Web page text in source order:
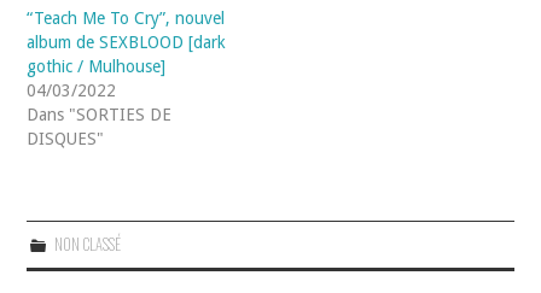
“Teach Me To Cry”, nouvel
album de SEXBLOOD [dark
gothic / Mulhouse]
04/03/2022
Dans "SORTIES DE
DISQUES"
NON CLASSÉ